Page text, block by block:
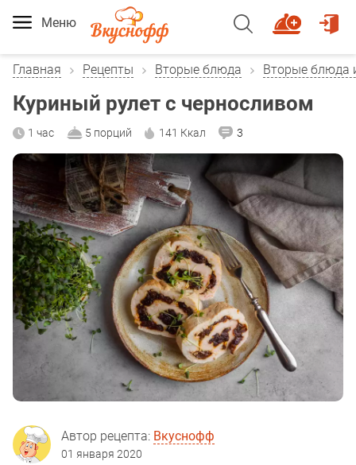
Меню
Главная Рецепты Вторые блюда Вторые блюда
Куриный рулет с черносливом
1 час 5 порций 141 Ккал 3
Автор рецепта: Вкуснофф
01 января 2020